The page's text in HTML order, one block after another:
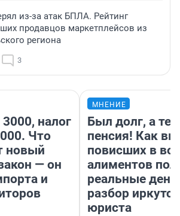
из-за атак БПЛА. Рейтинг
продавцов маркетплейсов из
региона
3
налог
Что
новый
— он
и
МНЕНИЕ
Был долг, а
пенсия! Как
повисших в
алиментов
реальные
разбор
юриста